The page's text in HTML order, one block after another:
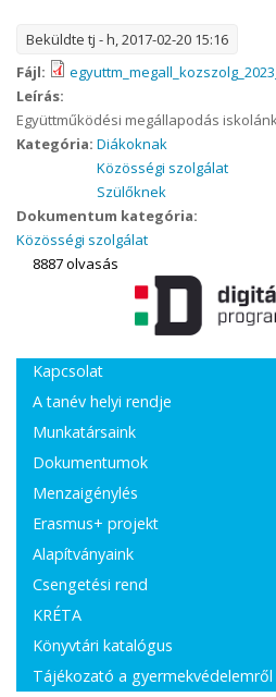
Beküldte tj - h, 2017-02-20 15:16
Fájl:
Leírás:
Együttműködési megállapodás
Kategória: Diákoknak
Közösségi szolgálat
Szülőknek
Dokumentum kategória:
Közösségi szolgálat
8887 olvasás
Kapcsolat
A tanév helyi rendje
Munkatársaink
Dokumentumok
Menzaigénylés
Erasmus+ projekt
Alapítványaink
Csengetési rend
KRÉTA
Könyvtári katalógus
Tájékozató a gyermekvédelemről